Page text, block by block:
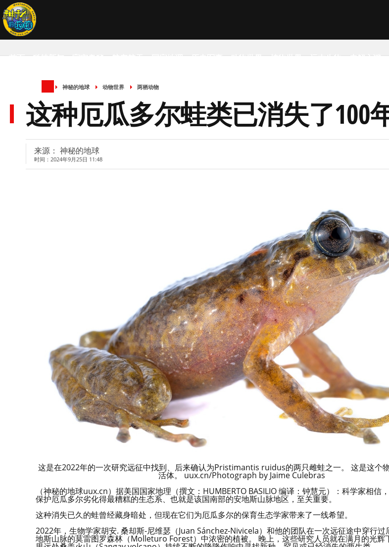
首页 科技新知 宇宙奥秘 航空航天 国家地理 历史军事 动物世界 植物世界 远古生物 未解之谜
SCIENCE NEWS
神秘的地球 动物世界 两栖动物
这种厄瓜多尔蛙类已消失了100
来源： 神秘的地球
时间：2024年9月25日 11:48
这是在2022年的一次研究远征中找到、后来确认为Pristimantis ruidus的两只雌蛙之一。 这是这个
活体。 uux.cn/Photograph by Jaime Culebras
（神秘的地球uux.cn）据美国国家地理（撰文：HUMBERTO BASILIO 编译：钟慧元）：科学家相信
保护厄瓜多尔劣化得最糟糕的生态系、也就是该国南部的安地斯山脉地区，至关重要。
这种消失已久的蛙曾经藏身暗处，但现在它们为厄瓜多尔的保育生态学家带来了一线希望。
2022年，生物学家胡安. 桑却斯-尼维瑟（Juan Sánchez-Nivicela）和他的团队在一次远征途中穿行过
地斯山脉的莫雷图罗森林（Molleturo Forest）中浓密的植被。 晚上，这些研究人员就在满月的光辉